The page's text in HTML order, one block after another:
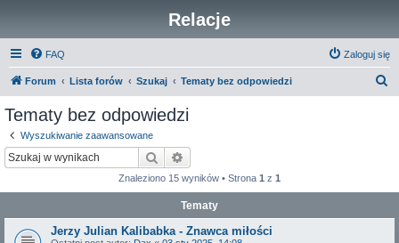
Relacje
FAQ Zaloguj się
Forum Lista forów Szukaj Tematy bez odpowiedzi
Tematy bez odpowiedzi
Wyszukiwanie zaawansowane
Szukaj
Znaleziono 15 wyników • Strona 1 z 1
Tematy
Jerzy Julian Kalibabka - Znawca miłości